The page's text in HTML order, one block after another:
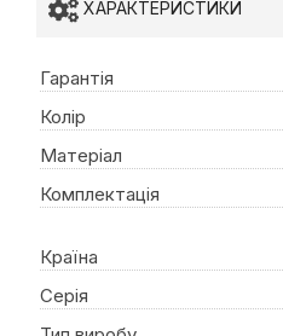
ХАРАКТЕРИСТИКИ
Гарантія
Колір
Матеріал
Комплектація
Країна
Серія